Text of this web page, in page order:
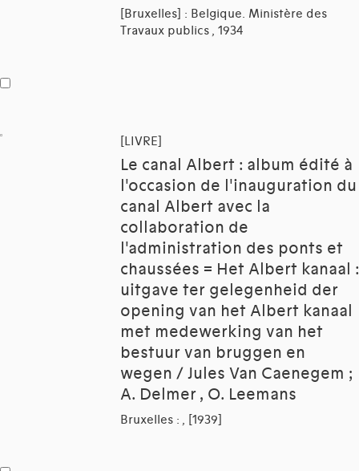
[Bruxelles] : Belgique. Ministère des
Travaux publics , 1934
[LIVRE]
Le canal Albert : album édité à
l'occasion de l'inauguration du
canal Albert avec la
collaboration de
l'administration des ponts et
chaussées = Het Albert kanaal :
uitgave ter gelegenheid der
opening van het Albert kanaal
met medewerking van het
bestuur van bruggen en
wegen / Jules Van Caenegem ;
A. Delmer , O. Leemans
Bruxelles : , [1939]